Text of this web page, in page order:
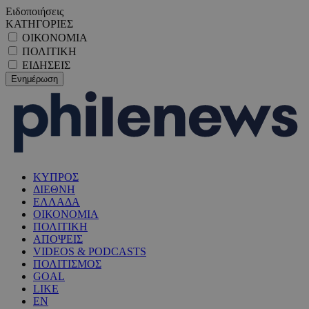
Ειδοποιήσεις
ΚΑΤΗΓΟΡΙΕΣ
ΟΙΚΟΝΟΜΙΑ
ΠΟΛΙΤΙΚΗ
ΕΙΔΗΣΕΙΣ
ΚΥΠΡΟΣ
ΔΙΕΘΝΗ
ΕΛΛΑΔΑ
ΟΙΚΟΝΟΜΙΑ
ΠΟΛΙΤΙΚΗ
ΑΠΟΨΕΙΣ
VIDEOS & PODCASTS
ΠΟΛΙΤΙΣΜΟΣ
GOAL
LIKE
EN